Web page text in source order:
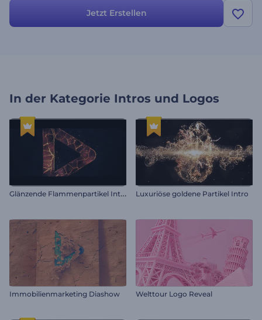
Jetzt Erstellen
In der Kategorie Intros und Logos
G
länzende Flammenpartikel Intro Luxuriöse goldene Partikel Intro
Immobilienmarketing Diashow Welttour Logo Reveal